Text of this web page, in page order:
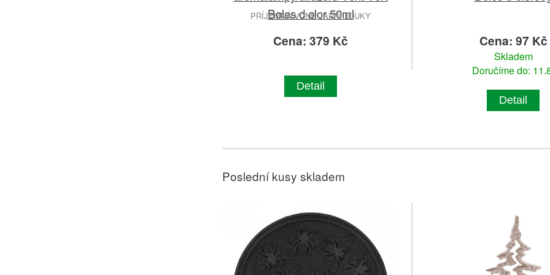
Boles d olor 50ml
PŘÍJEMNÁ VŮNĚ JARNÍ LOUKY
Cena: 379 Kč
Detail
Cena: 97 Kč
Skladem
Doručíme do:
Detail
Poslední kusy skladem